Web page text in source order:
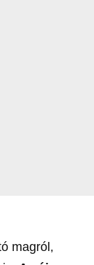
magról,